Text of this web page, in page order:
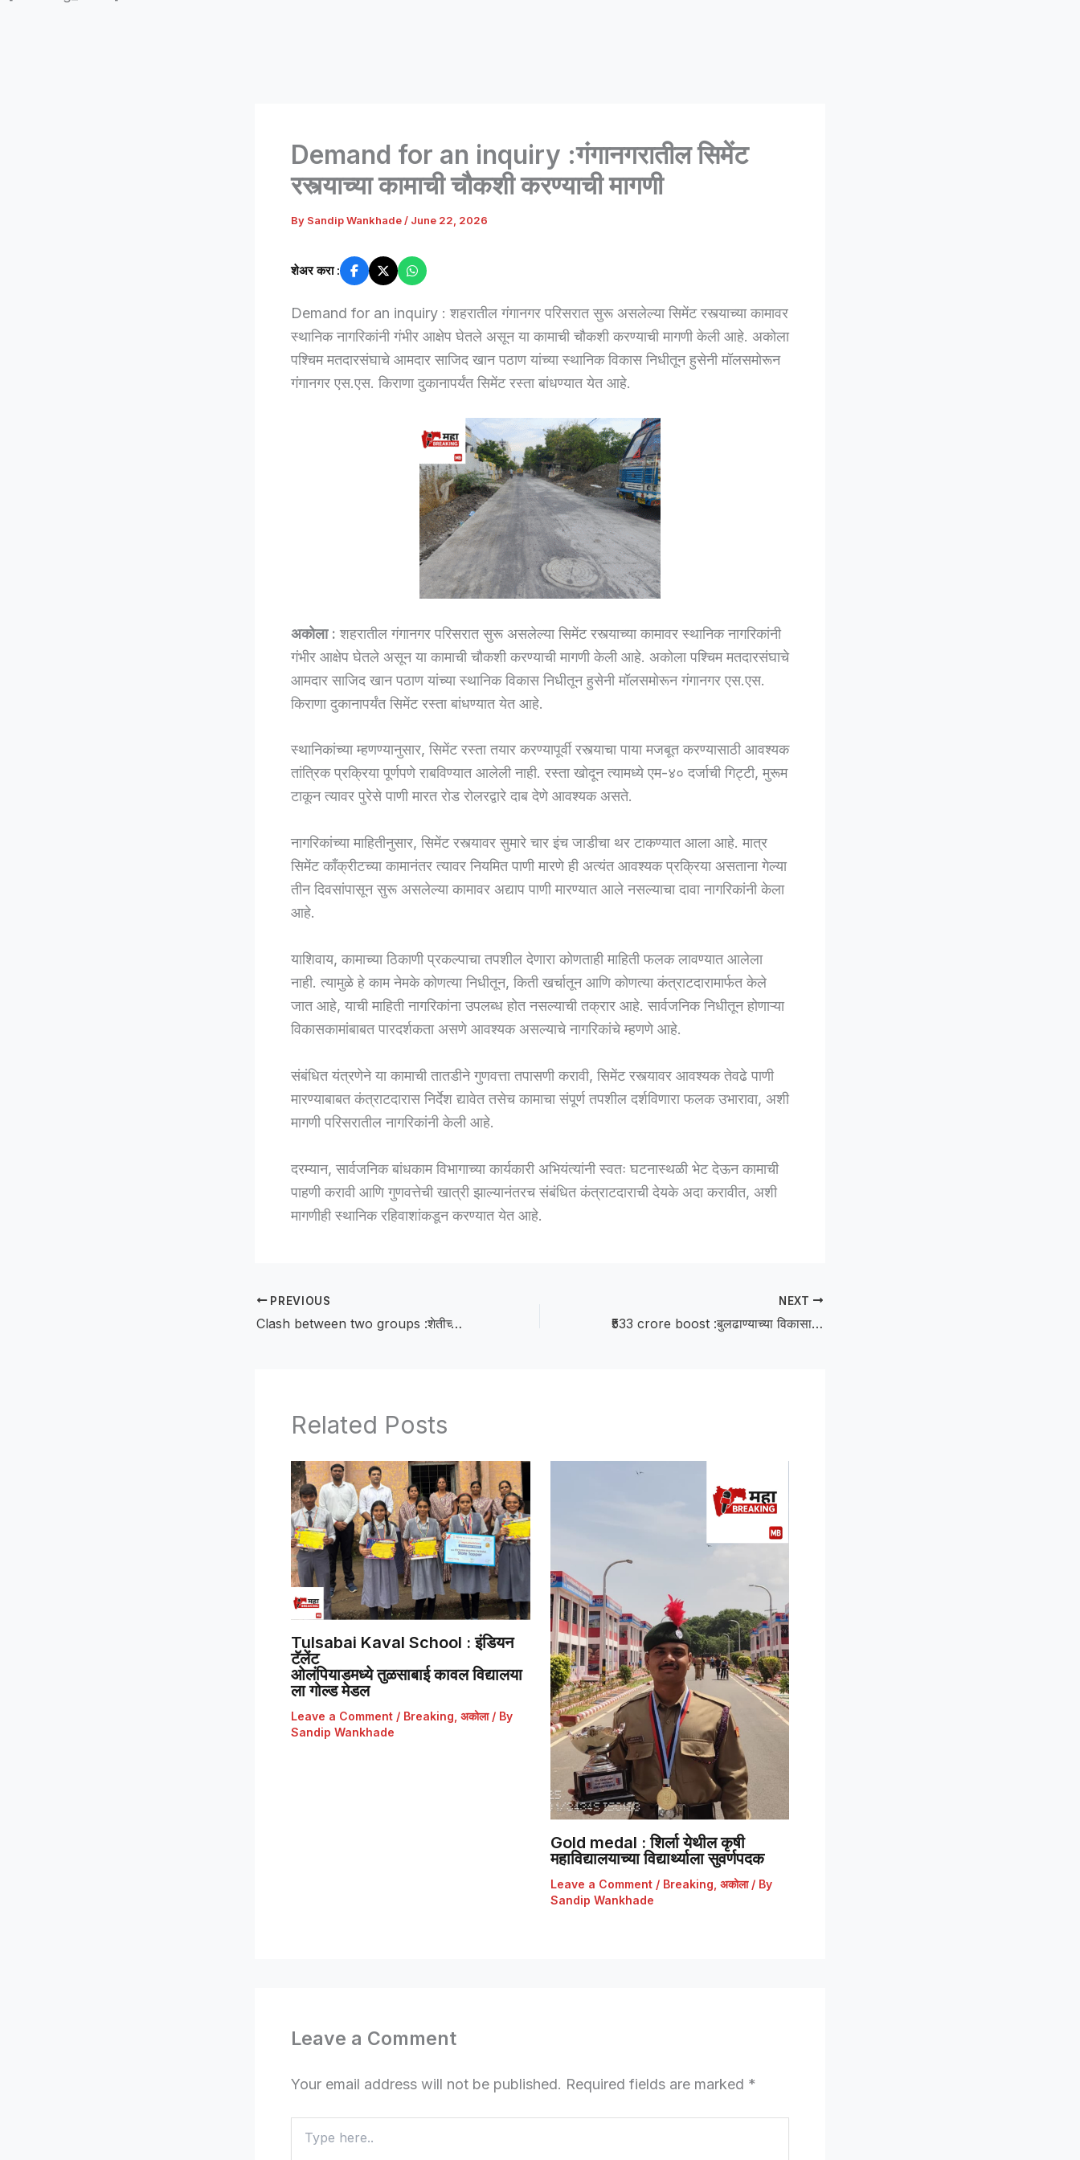
Demand for an inquiry :गंगानगरातील सिमेंट
रस्त्याच्या कामाची चौकशी करण्याची मागणी
By Sandip Wankhade / June 22, 2026
शेअर करा :
Demand for an inquiry : शहरातील गंगानगर परिसरात सुरू असलेल्या सिमेंट रस्त्याच्या कामावर
स्थानिक नागरिकांनी गंभीर आक्षेप घेतले असून या कामाची चौकशी करण्याची मागणी केली आहे. अकोला
पश्चिम मतदारसंघाचे आमदार साजिद खान पठाण यांच्या स्थानिक विकास निधीतून हुसेनी मॉलसमोरून
गंगानगर एस.एस. किराणा दुकानापर्यंत सिमेंट रस्ता बांधण्यात येत आहे.
अकोला : शहरातील गंगानगर परिसरात सुरू असलेल्या सिमेंट रस्त्याच्या कामावर स्थानिक नागरिकांनी
गंभीर आक्षेप घेतले असून या कामाची चौकशी करण्याची मागणी केली आहे. अकोला पश्चिम मतदारसंघाचे
आमदार साजिद खान पठाण यांच्या स्थानिक विकास निधीतून हुसेनी मॉलसमोरून गंगानगर एस.एस.
किराणा दुकानापर्यंत सिमेंट रस्ता बांधण्यात येत आहे.
स्थानिकांच्या म्हणण्यानुसार, सिमेंट रस्ता तयार करण्यापूर्वी रस्त्याचा पाया मजबूत करण्यासाठी आवश्यक
तांत्रिक प्रक्रिया पूर्णपणे राबविण्यात आलेली नाही. रस्ता खोदून त्यामध्ये एम-४० दर्जाची गिट्टी, मुरूम
टाकून त्यावर पुरेसे पाणी मारत रोड रोलरद्वारे दाब देणे आवश्यक असते.
नागरिकांच्या माहितीनुसार, सिमेंट रस्त्यावर सुमारे चार इंच जाडीचा थर टाकण्यात आला आहे. मात्र
सिमेंट काँक्रीटच्या कामानंतर त्यावर नियमित पाणी मारणे ही अत्यंत आवश्यक प्रक्रिया असताना गेल्या
तीन दिवसांपासून सुरू असलेल्या कामावर अद्याप पाणी मारण्यात आले नसल्याचा दावा नागरिकांनी केला
आहे.
याशिवाय, कामाच्या ठिकाणी प्रकल्पाचा तपशील देणारा कोणताही माहिती फलक लावण्यात आलेला
नाही. त्यामुळे हे काम नेमके कोणत्या निधीतून, किती खर्चातून आणि कोणत्या कंत्राटदारामार्फत केले
जात आहे, याची माहिती नागरिकांना उपलब्ध होत नसल्याची तक्रार आहे. सार्वजनिक निधीतून होणाऱ्या
विकासकामांबाबत पारदर्शकता असणे आवश्यक असल्याचे नागरिकांचे म्हणणे आहे.
संबंधित यंत्रणेने या कामाची तातडीने गुणवत्ता तपासणी करावी, सिमेंट रस्त्यावर आवश्यक तेवढे पाणी
मारण्याबाबत कंत्राटदारास निर्देश द्यावेत तसेच कामाचा संपूर्ण तपशील दर्शविणारा फलक उभारावा, अशी
मागणी परिसरातील नागरिकांनी केली आहे.
दरम्यान, सार्वजनिक बांधकाम विभागाच्या कार्यकारी अभियंत्यांनी स्वतः घटनास्थळी भेट देऊन कामाची
पाहणी करावी आणि गुणवत्तेची खात्री झाल्यानंतरच संबंधित कंत्राटदाराची देयके अदा करावीत, अशी
मागणीही स्थानिक रहिवाशांकडून करण्यात येत आहे.
PREVIOUS
Clash between two groups :शेतीच्या बांधावरून दोन गटात हाणामारी, पाच जणाविरुध्द गुन्हा दाखल
NEXT
₹533 crore boost :बुलढाण्याच्या विकासासाठी ५३३ कोटींची ताकद; गुणवत्तापूर्ण कामांवर पालकमंत्र्यांचा भर
Related Posts
Tulsabai Kaval School : इंडियन
टॅलेंट
ओलंपियाडमध्ये तुळसाबाई कावल विद्यालया
ला गोल्ड मेडल
Leave a Comment / Breaking अकोला/ By
Sandip Wankhade
Gold medal : शिर्ला येथील कृषी
महाविद्यालयाच्या विद्यार्थ्याला सुवर्णपदक
Leave a Comment / Breaking अकोला/ By
Sandip Wankhade
Leave a Comment
Your email address will not be published. Required fields are marked *
here..